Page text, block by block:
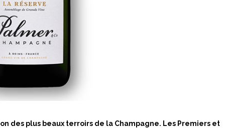
des plus beaux terroirs de la Champagne. Les Premiers et